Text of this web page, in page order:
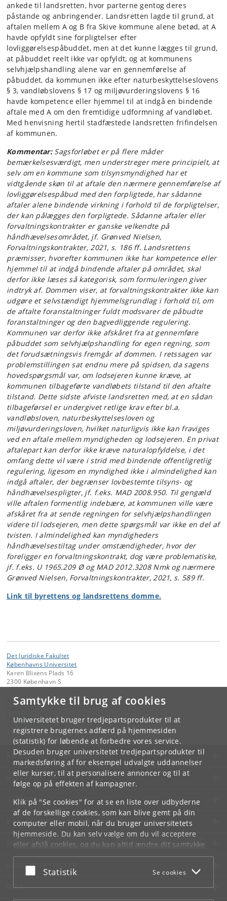
Samtykke til brug af cookies
Universitetet bruger tredjepartsprodukter til at
registrere brugernes adfærd på hjemmesiden
(statistik) for løbende at forbedre vores service.
Desuden bruger universitetet tredjepartsprodukter til
markedsføring af for eksempel udvalgte uddannelser
eller kurser, til at personalisere annoncer og til at
følge op på effekten af kampagner.
Klik på "Se cookies" for at se en liste over udbyderne
af de forskellige cookies, som kan blive gemt på din
computer eller mobil, når du bruger universitetets
hjemmeside. Du kan selv vælge om du vil acceptere
eller afslå cookies, og du kan altid ændre dit samtykke
underCookie- og privatlivspolitiksom du finder i
bunden af hver side.
Acceptér eller afslå
Statistik Se cookies
ankede til landsretten, hvor parterne gentog deres
påstande og anbringender. Landsretten lagde til grund, at
aftalen mellem A og B fra Skive kommune alene betød, at A
havde opfyldt sine forpligtelser efter
lovliggørelsespåbuddet, men at det kunne lægges til grund,
at påbuddet reelt ikke var opfyldt, og at kommunens
selvhjælpshandling alene var en gennemførelse af
påbuddet, da kommunen ikke efter naturbeskyttelseslovens
§ 3, vandløbslovens § 17 og miljøvurderingslovens § 16
havde kompetence eller hjemmel til at indgå en bindende
aftale med A om den fremtidige udformning af vandløbet.
Med henvisning hertil stadfæstede landsretten frifindelsen
af kommunen.
Kommentar:Sagsforløbet er på flere måder
bemærkelsesværdigt, men understreger mere principielt, at
selv om en kommune som tilsynsmyndighed har et
vidtgående skøn til at aftale den nærmere gennemførelse af
lovliggørelsespåbud med den forpligtede, har sådanne
aftaler alene bindende virkning i forhold til de forpligtelser,
der kan pålægges den forpligtede. Sådanne aftaler eller
forvaltningskontrakter er ganske velkendte på
håndhævelsesområdet, jf. Grønved Nielsen,
Forvaltningskontrakter, 2021, s. 186 ff. Landsrettens
præmisser, hvorefter kommunen ikke har kompetence eller
hjemmel til at indgå bindende aftaler på området, skal
derfor ikke læses så kategorisk, som formuleringen giver
indtryk af. Dommen viser, at forvaltningskontrakter ikke kan
udgøre et selvstændigt hjemmelsgrundlag i forhold til, om
de aftalte foranstaltninger fuldt modsvarer de påbudte
foranstaltninger og den bagvedliggende regulering.
Kommunen var derfor ikke afskåret fra at gennemføre
påbuddet som selvhjælpshandling for egen regning, som
det forudsætningsvis fremgår af dommen. I retssagen var
problemstillingen sat endnu mere på spidsen, da sagens
hovedspørgsmål var, om lodsejeren kunne kræve, at
kommunen tilbageførte vandløbets tilstand til den aftalte
tilstand. Dette sidste afviste landsretten med, at en sådan
tilbageførsel er undergivet retlige krav efter bl.a.
vandløbsloven, naturbeskyttelsesloven og
miljøvurderingsloven, hvilket naturligvis ikke kan fraviges
ved en aftale mellem myndigheden og lodsejeren. En privat
aftalepart kan derfor ikke kræve naturalopfyldelse, i det
omfang dette vil være i strid med bindende offentligretlig
regulering, ligesom en myndighed ikke i almindelighed kan
indgå aftaler, der begrænser lovbestemte tilsyns- og
håndhævelsespligter, jf. f.eks. MAD 2008.950. Til gengæld
ville aftalen formentlig indebære, at kommunen ville være
afskåret fra at sende regningen for selvhjælpshandlingen
videre til lodsejeren, men dette spørgsmål var ikke en del af
tvisten. I almindelighed kan myndigheders
håndhævelsestiltag under omstændigheder, hvor der
foreligger en forvaltningskontrakt, dog være problematiske,
jf. f.eks. U 1965.209 Ø og MAD 2012.3208 Nmk og nærmere
Grønved Nielsen, Forvaltningskontrakter, 2021, s. 589 ff.
Link til byrettens og landsrettens domme.
Det Juridiske Fakultet
Københavns Universitet
Karen Blixens Plads 16
2300 København S
Kontakt:
jurfak @jur.ku.dk
KØBENHAVNS UNIVERSITET
KONTAKT
SERVICES
FOR STUDERENDE OG ANSATTE
JOB OG KARRIERE
NØDSITUATIONER
WEB